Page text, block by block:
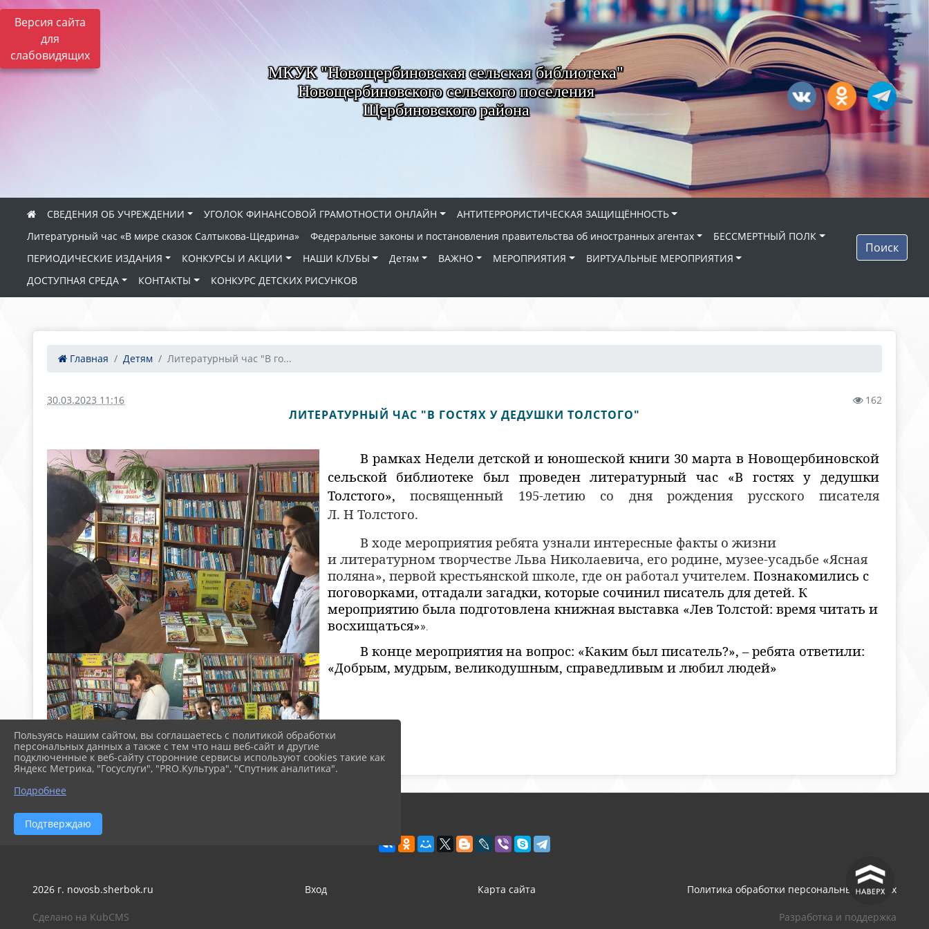
Версия сайта
для
слабовидящих
МКУК "Новощербиновская сельская библиотека"
Новощербиновского сельского поселения
Щербиновского района
СВЕДЕНИЯ ОБ УЧРЕЖДЕНИИ УГОЛОК ФИНАНСОВОЙ ГРАМОТНОСТИ ОНЛАЙН
АНТИТЕРРОРИСТИЧЕСКАЯ ЗАЩИЩЁННОСТЬ
Литературный час «В мире сказок Салтыкова-Щедрина»
Федеральные законы и постановления правительства об иностранных агентах
БЕССМЕРТНЫЙ ПОЛК
ПЕРИОДИЧЕСКИЕ ИЗДАНИЯ
КОНКУРСЫ И АКЦИИ НАШИ КЛУБЫ Детям ВАЖНО МЕРОПРИЯТИЯ
ВИРТУАЛЬНЫЕ МЕРОПРИЯТИЯ
ДОСТУПНАЯ СРЕДА
КОНТАКТЫ КОНКУРС ДЕТСКИХ РИСУНКОВ
Поиск
Главная Детям Литературный час "В го...
30.03.2023 11:16 162
ЛИТЕРАТУРНЫЙ ЧАС "В ГОСТЯХ У ДЕДУШКИ ТОЛСТОГО"
В рамках Недели детской и юношеской книги 30 марта в Новощербиновской
сельской библиотеке
был проведен литературный час «В гостях у дедушки
Толстого»,посвященный 195-летию со дня рождения русского писателя
Л. Н Толстого.
В ходе мероприятия ребята узнали интересные факты о жизни
и литературном творчестве Льва Николаевича, его родине, музее-усадьбе «Ясная
поляна», первой крестьянской школе, где он работал учителем. Познакомились с
поговорками, отгадали загадки, которые сочинил писатель для детей. К
мероприятию была подготовлена книжная выставка «Лев Толстой: время читать и
восхищаться»».
В конце мероприятия на вопрос: «Каким был писатель?», – ребята ответили:
«Добрым, мудрым, великодушным, справедливым и любил людей»
^
2026 г. novosb.sherbok.ru Вход Карта сайта Политика обработки персональных данных
Сделано на KubCMS Разработка и поддержка
Пользуясь нашим сайтом, вы соглашаетесь с политикой обработки
персональных данных а также с тем что наш веб-сайт и другие
подключенные к веб-сайту сторонние сервисы используют cookies такие как
Яндекс Метрика, "Госуслуги", "PRO.Культура", "Спутник аналитика".
Подробнее
Подтверждаю